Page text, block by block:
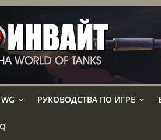
РУКОВОДСТВА ПО ИГРЕ